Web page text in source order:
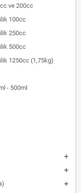
ve 200cc
100cc
250cc
500cc
1250cc (1,75kg)
- 500ml